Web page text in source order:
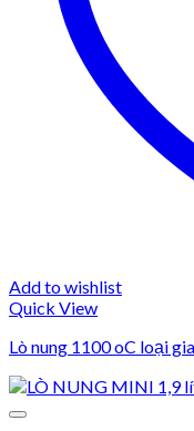
Add to wishlist
Quick View
Lò nung 1100 oC loại